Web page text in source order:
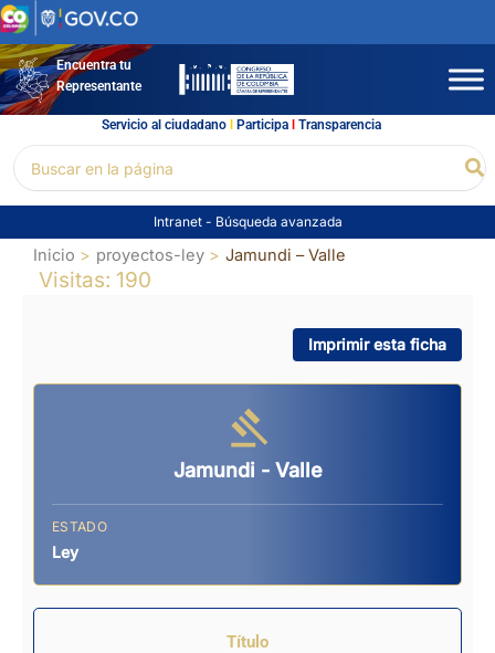
Ir
al
contenidoEncuentra tu
Representante
Servicio al ciudadano l Participal Transparencia
por:
Intranet - Búsqueda avanzada
Inicio proyectos-ley Jamundi – Valle
Visitas: 190
Imprimir esta ficha
Jamundi - Valle
ESTADO
Ley
Título